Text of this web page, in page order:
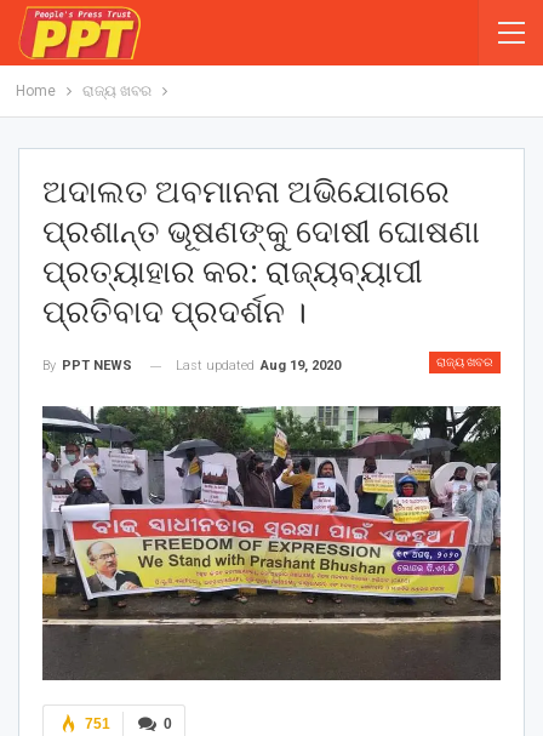
Home ରାଜ୍ୟ ଖବର
ଅଦାଲତ ଅବମାନନା ଅଭିଯୋଗରେ
ପ୍ରଶାନ୍ତ ଭୂଷଣଙ୍କୁ ଦୋଷୀ ଘୋଷଣା
ପ୍ରତ୍ୟାହାର କର: ରାଜ୍ୟବ୍ୟାପୀ
ପ୍ରତିବାଦ ପ୍ରଦର୍ଶନ ।
ରାଜ୍ୟ ଖବର
By PPT NEWS Last updated Aug 19, 2020
0
751